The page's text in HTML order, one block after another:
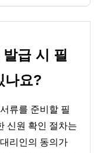
급 시 필
나요?
류를 준비할 필
신원 확인 절차는
리인의 동의가